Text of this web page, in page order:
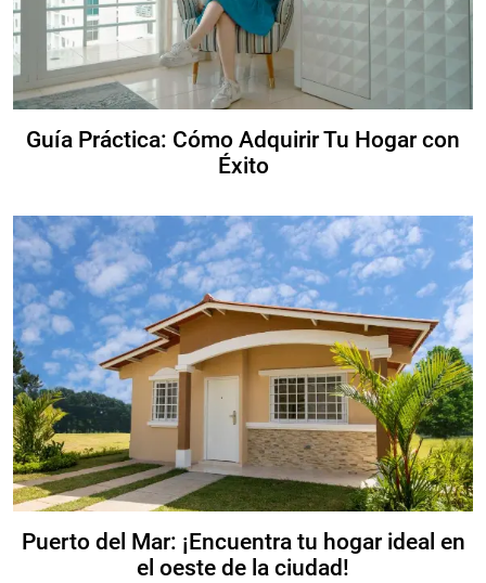
Guía Práctica: Cómo Adquirir Tu Hogar con
Éxito
Puerto del Mar: ¡Encuentra tu hogar ideal en
el oeste de la ciudad!